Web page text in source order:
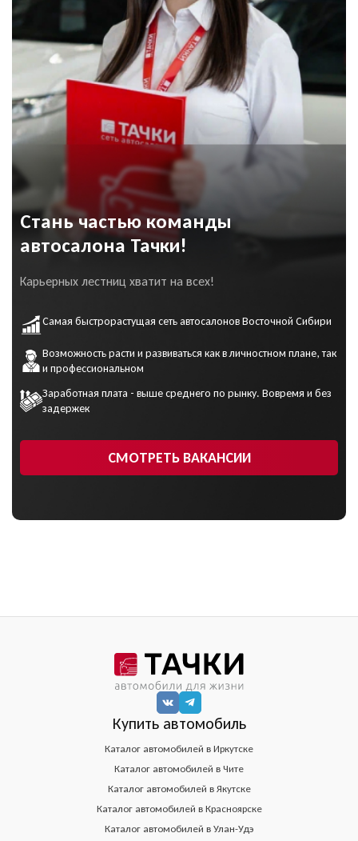
Стань частью команды
автосалона Тачки!
Карьерных лестниц хватит на всех!
Самая быстрорастущая сеть автосалонов Восточной Сибири
Возможность расти и развиваться как в личностном плане, так
и профессиональном
Заработная плата - выше среднего по рынку. Вовремя и без
задержек
СМОТРЕТЬ ВАКАНСИИ
Купить автомобиль
Каталог автомобилей в Иркутске
Каталог автомобилей в Чите
Каталог автомобилей в Якутске
Каталог автомобилей в Красноярске
Каталог автомобилей в Улан-Удэ